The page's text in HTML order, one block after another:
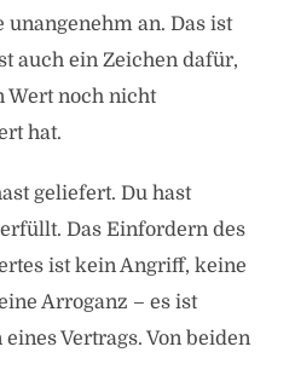
an. Das ist
auch ein Zeichen dafür,
Wert noch nicht
hat.
geliefert. Du hast
Das Einfordern des
ist kein Angriff, keine
Arroganz – es ist
Vertrags. Von beiden